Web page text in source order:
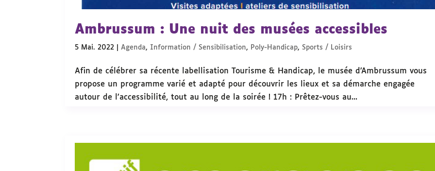
Ambrussum : Une nuit des musées accessibles
5 Mai. 2022 Agenda, Information / Sensibilisation, Poly-Handicap,Sports / Loisirs
Afin de célébrer sa récente labellisation Tourisme & Handicap, le musée d’Ambrussum vous
propose un programme varié et adapté pour découvrir les lieux et sa démarche engagée
autour de l’accessibilité, tout au long de la soirée ! 17h : Prêtez-vous au...